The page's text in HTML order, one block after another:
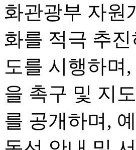
화관광부 자원
화를 적극 추
도를 시행하며
을 촉구 및 지
를 공개하며,